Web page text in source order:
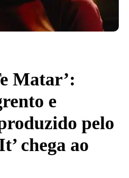
Matar’:
e
pelo
chega ao